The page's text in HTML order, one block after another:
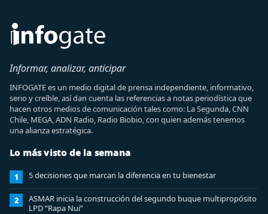
Informar, analizar, anticipar
INFOGATE es un medio digital de prensa independiente, informativo,
serio y creíble, así dan cuenta las referencias a notas periodística que
hacen otros medios de comunicación tales como: La Segunda, CNN
Chile, MEGA, ADN Radio, Radio Biobio, con quien además tenemos
una alianza estratégica.
Lo más visto de la semana
1 5 decisiones que marcan la diferencia en tu bienestar
2
ASMAR inicia la construcción del segundo buque multipropósito
LPD “Rapa Nui”